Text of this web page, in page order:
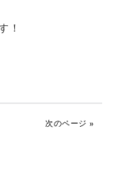
！
次のページ »